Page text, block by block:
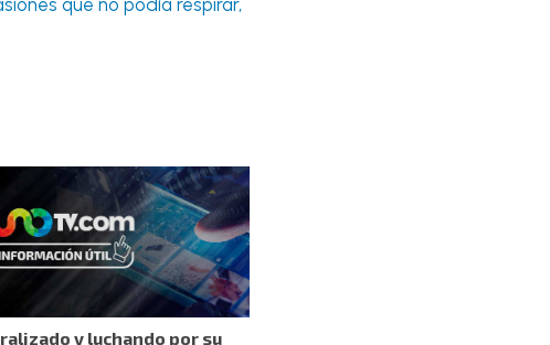
que no podía respirar,
y luchando por su